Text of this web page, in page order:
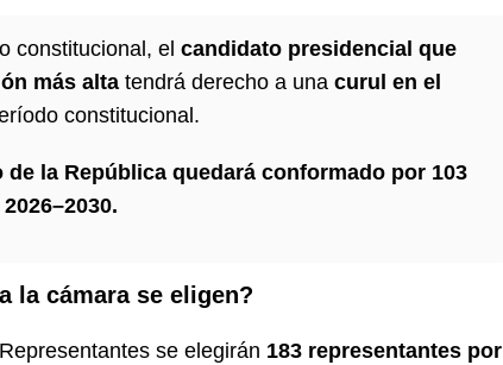
constitucional, el candidato presidencial que
más alta tendrá derecho a una curul en el
constitucional.
de la República quedará conformado por 103
la cámara se eligen?
se elegirán 183 representantes por